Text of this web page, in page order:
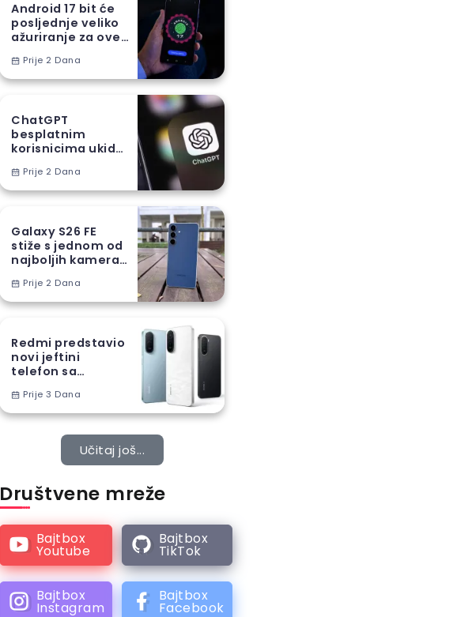
Android 17 bit će
posljednje veliko
ažuriranje za ove
Prije 2 Dana
ChatGPT
besplatnim
korisnicima ukida
ograničenja
Prije 2 Dana
Galaxy S26 FE
stiže s jednom od
najboljih kamera
serije
Prije 2 Dana
Redmi predstavio
novi jeftini
telefon sa
baterijom
Prije 3 Dana
Učitaj još...
Društvene mreže
Bajtbox
Youtube
Bajtbox
TikTok
Bajtbox
Instagram
Bajtbox
Facebook